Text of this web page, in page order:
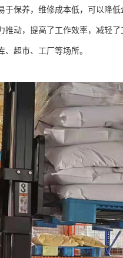
保养，维修成本低，可以降低
动，提高了工作效率，减轻了
超市、工厂等场所。